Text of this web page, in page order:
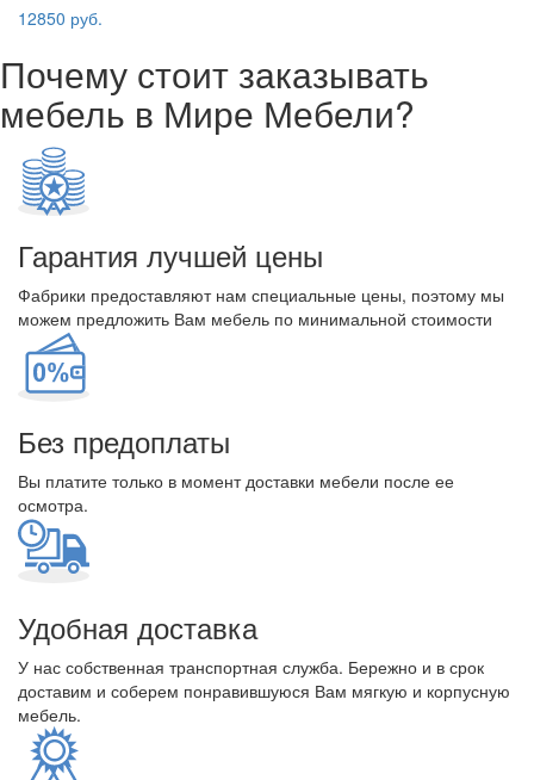
12850 руб.
Почему стоит заказывать
мебель в Мире Мебели?
Гарантия лучшей цены
Фабрики предоставляют нам специальные цены, поэтому мы
можем предложить Вам мебель по минимальной стоимости
Без предоплаты
Вы платите только в момент доставки мебели после ее
осмотра.
Удобная доставка
У нас собственная транспортная служба. Бережно и в срок
доставим и соберем понравившуюся Вам мягкую и корпусную
мебель.